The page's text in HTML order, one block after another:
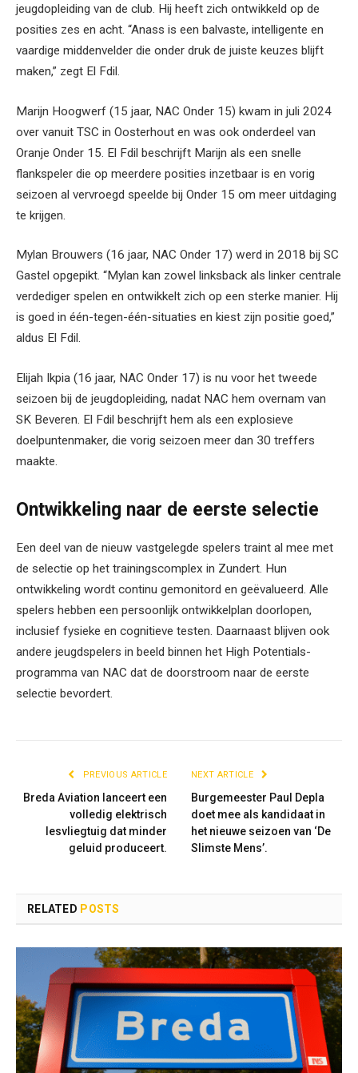
jeugdopleiding van de club. Hij heeft zich ontwikkeld op de
posities zes en acht. “Anass is een balvaste, intelligente en
vaardige middenvelder die onder druk de juiste keuzes blijft
maken,” zegt El Fdil.
Marijn Hoogwerf (15 jaar, NAC Onder 15) kwam in juli 2024
over vanuit TSC in Oosterhout en was ook onderdeel van
Oranje Onder 15. El Fdil beschrijft Marijn als een snelle
flankspeler die op meerdere posities inzetbaar is en vorig
seizoen al vervroegd speelde bij Onder 15 om meer uitdaging
te krijgen.
Mylan Brouwers (16 jaar, NAC Onder 17) werd in 2018 bij SC
Gastel opgepikt. “Mylan kan zowel linksback als linker centrale
verdediger spelen en ontwikkelt zich op een sterke manier. Hij
is goed in één-tegen-één-situaties en kiest zijn positie goed,”
aldus El Fdil.
Elijah Ikpia (16 jaar, NAC Onder 17) is nu voor het tweede
seizoen bij de jeugdopleiding, nadat NAC hem overnam van
SK Beveren. El Fdil beschrijft hem als een explosieve
doelpuntenmaker, die vorig seizoen meer dan 30 treffers
maakte.
Ontwikkeling naar de eerste selectie
Een deel van de nieuw vastgelegde spelers traint al mee met
de selectie op het trainingscomplex in Zundert. Hun
ontwikkeling wordt continu gemonitord en geëvalueerd. Alle
spelers hebben een persoonlijk ontwikkelplan doorlopen,
inclusief fysieke en cognitieve testen. Daarnaast blijven ook
andere jeugdspelers in beeld binnen het High Potentials-
programma van NAC dat de doorstroom naar de eerste
selectie bevordert.
PREVIOUS ARTICLE
Breda Aviation lanceert een
volledig elektrisch
lesvliegtuig dat minder
geluid produceert.
NEXT ARTICLE
Burgemeester Paul Depla
doet mee als kandidaat in
het nieuwe seizoen van ‘De
Slimste Mens’.
RELATED POSTS